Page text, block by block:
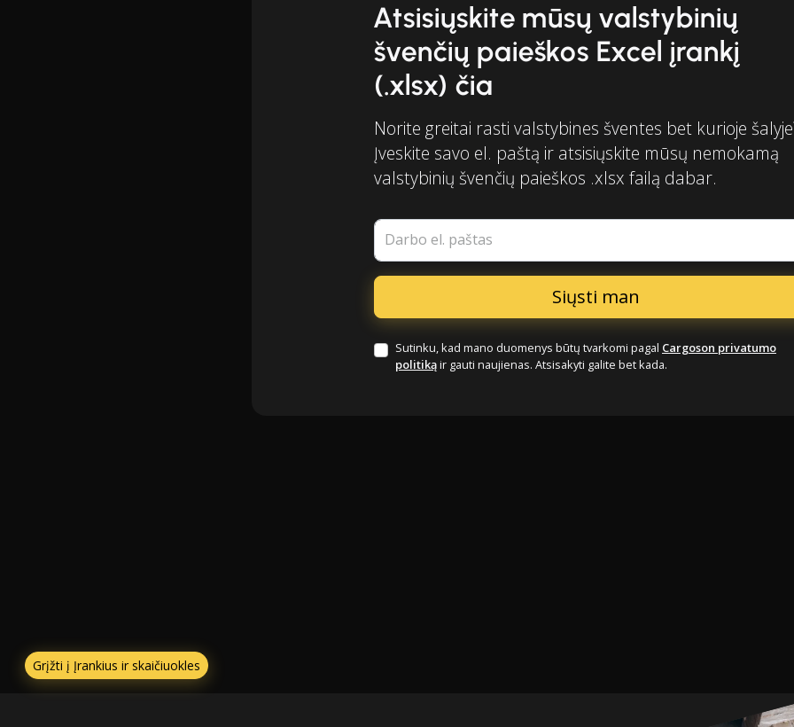
Atsisiųskite mūsų valstybinių
švenčių paieškos Excel įrankį
(.xlsx) čia
Norite greitai rasti valstybines šventes bet kurioje
Įveskite savo el. paštą ir atsisiųskite mūsų nemokamą
valstybinių švenčių paieškos .xlsx failą dabar.
Darbo el. paštas
Sutinku, kad mano duomenys būtų tvarkomi pagal Cargoson privatumo
politikąir gauti naujienas. Atsisakyti galite bet kada.
Grįžti į Įrankius ir skaičiuokles